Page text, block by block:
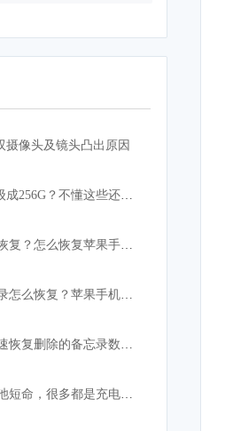
摄像头及镜头凸出原因
16G iPhone也升级成256G？不懂这些还真的不行！
手机备忘录怎么恢复？怎么恢复苹果手机突然消失的备忘录内容
微信文字聊天记录怎么恢复？苹果手机微信数据恢复教程
苹果手机如何快速恢复删除的备忘录数据:iPhone必备
知道吗？手机电池短命，很多都是充电宝惹的祸！